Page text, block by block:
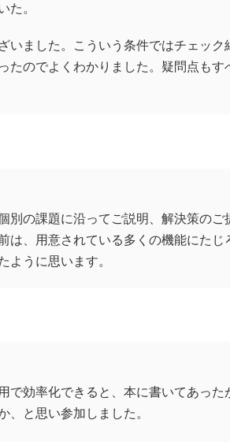
た。
いました。こういう条件ではチェック
たのでよくわかりました。疑問点もす
別の課題に沿ってご説明、解決策のご
は、用意されている多くの機能にたじ
ように思います。
で効率化できると、本に書いてあった
、と思い参加しました。